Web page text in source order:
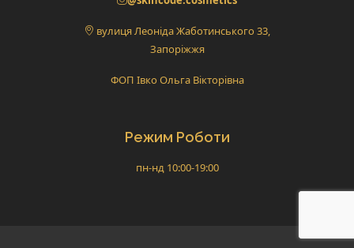
вулиця Леоніда Жаботинського 33,
Запоріжжя
ФОП Івко Ольга Вікторівна
Режим Роботи
пн-нд 10:00-19:00